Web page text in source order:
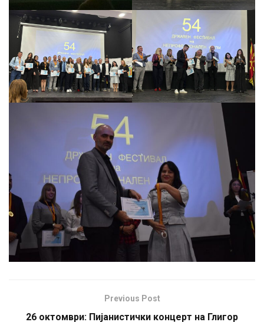
Previous Post
26 октомври: Пијанистички концерт на Глигор